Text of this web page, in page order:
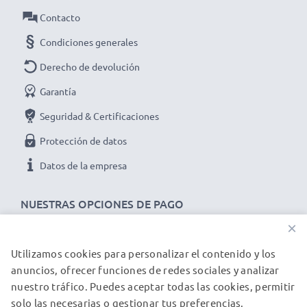
NUESTRAS OPCIONES DE PAGO
Contacto
Condiciones generales
Derecho de devolución
Garantía
Seguridad & Certificaciones
Protección de datos
Datos de la empresa
NUESTROS PARTNERS DE ENVÍO
×
Utilizamos cookies para personalizar el contenido y los
anuncios, ofrecer funciones de redes sociales y analizar
nuestro tráfico. Puedes aceptar todas las cookies, permitir
solo las necesarias o gestionar tus preferencias.